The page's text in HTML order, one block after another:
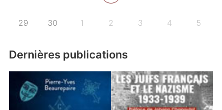
29 30 1 2 3 4 5
Dernières publications